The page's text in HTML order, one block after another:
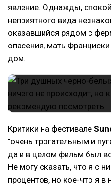
явление. Однажды,
неприятного вида
оказавшийся рядом с
опасения, мать
дом.
Критики на фестивале
"очень трогательным и
да и в целом фильм был
Не могу сказать, что я с
процентов, но кое-что я в